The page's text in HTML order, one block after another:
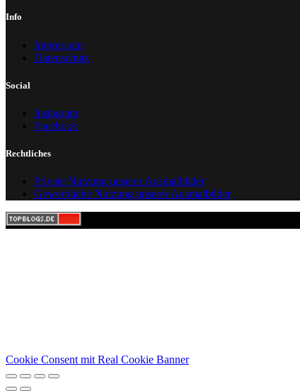
Info
Impressum
Datenschutz
Social
Instagram
Facebook
Rechtliches
Private Nutzung unserer Ausmalbilder
Gewerbliche Nutzung unserer Ausmalbilder
Cookie Consent mit Real Cookie Banner